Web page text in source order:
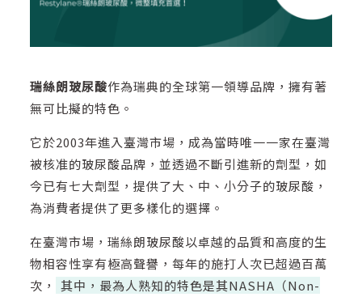
瑞絲朗玻尿酸作為瑞典的全球第一領導品牌，擁有著
無可比擬的特色。
它於2003年進入臺灣市場，成為當時唯一一家在臺灣
被核准的玻尿酸品牌，並透過不斷引進新的劑型，如
今已有七大劑型，提供了大、中、小分子的玻尿酸，
為消費者提供了更多樣化的選擇。
在臺灣市場，瑞絲朗玻尿酸以卓越的品質和高度的生
物相容性享有極高聲譽，每年的施打人次已超過百萬
次，
其中，最為人熟知的特色是其NASHA（Non-